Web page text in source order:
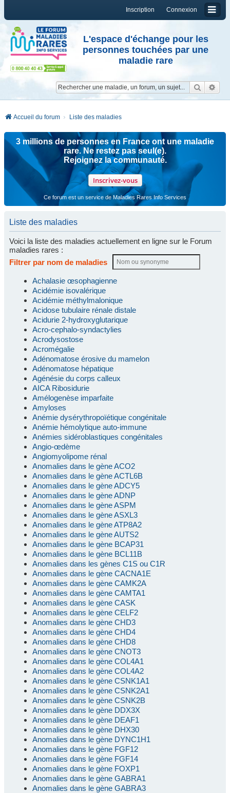
Connexion
Inscription
L'espace d'échange pour les
personnes touchées par une
maladie rare
Accueil du forum Liste des maladies
3 millions de personnes en France ont une maladie
rare. Ne restez pas seul(e).
Rejoignez la communauté.
Inscrivez-vous
Ce forum est un service de Maladies Rares Info Services
Liste des maladies
Voici la liste des maladies actuellement en ligne sur le Forum
maladies rares :
Filtrer par nom de maladies
Achalasie œsophagienne
Acidémie isovalérique
Acidémie méthylmalonique
Acidose tubulaire rénale distale
Acidurie 2-hydroxyglutarique
Acro-cephalo-syndactylies
Acrodysostose
Acromégalie
Adénomatose érosive du mamelon
Adénomatose hépatique
Agénésie du corps calleux
AICA Ribosidurie
Amélogenèse imparfaite
Amyloses
Anémie dysérythropoïétique congénitale
Anémie hémolytique auto-immune
Anémies sidéroblastiques congénitales
Angio-œdème
Angiomyolipome rénal
Anomalies dans le gène ACO2
Anomalies dans le gène ACTL6B
Anomalies dans le gène ADCY5
Anomalies dans le gène ADNP
Anomalies dans le gène ASPM
Anomalies dans le gène ASXL3
Anomalies dans le gène ATP8A2
Anomalies dans le gène AUTS2
Anomalies dans le gène BCAP31
Anomalies dans le gène BCL11B
Anomalies dans les gènes C1S ou C1R
Anomalies dans le gène CACNA1E
Anomalies dans le gène CAMK2A
Anomalies dans le gène CAMTA1
Anomalies dans le gène CASK
Anomalies dans le gène CELF2
Anomalies dans le gène CHD3
Anomalies dans le gène CHD4
Anomalies dans le gène CHD8
Anomalies dans le gène CNOT3
Anomalies dans le gène COL4A1
Anomalies dans le gène COL4A2
Anomalies dans le gène CSNK1A1
Anomalies dans le gène CSNK2A1
Anomalies dans le gène CSNK2B
Anomalies dans le gène DDX3X
Anomalies dans le gène DEAF1
Anomalies dans le gène DHX30
Anomalies dans le gène DYNC1H1
Anomalies dans le gène FGF12
Anomalies dans le gène FGF14
Anomalies dans le gène FOXP1
Anomalies dans le gène GABRA1
Anomalies dans le gène GABRA3